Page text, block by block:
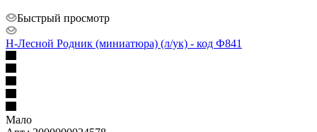
Быстрый просмотр
Н-Лесной Родник (миниатюра) (л/ук) - код Ф841
Мало